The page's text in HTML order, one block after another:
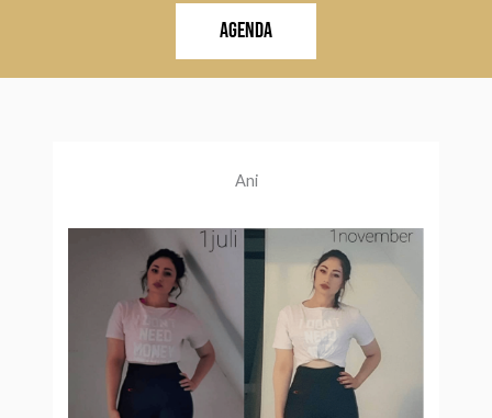
Agenda
Ani